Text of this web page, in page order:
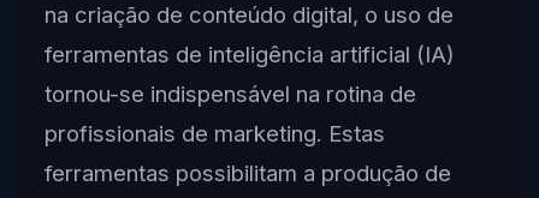
na criação de conteúdo digital, o uso de
ferramentas de inteligência artificial (IA)
tornou-se indispensável na rotina de
profissionais de marketing. Estas
ferramentas possibilitam a produção de